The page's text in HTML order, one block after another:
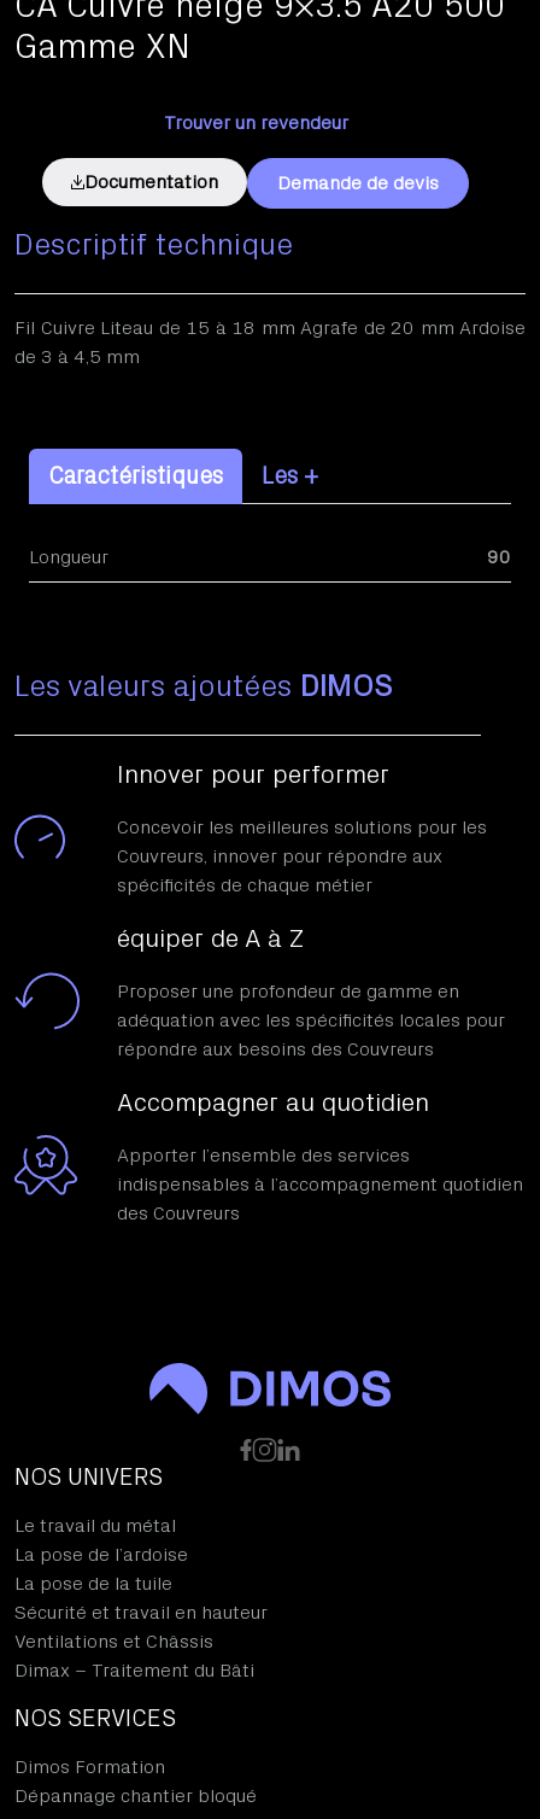
Gamme XN
Trouver un revendeur
Documentation Demande de devis
Descriptif technique
Fil Cuivre Liteau de 15 à 18 mm Agrafe de 20 mm Ardoise
de 3 à 4,5 mm
Caractéristiques Les +
Longueur 90
Les valeurs ajoutées DIMOS
Innover pour performer
Concevoir les meilleures solutions pour les
Couvreurs, innover pour répondre aux
spécificités de chaque métier
équiper de A à Z
Proposer une profondeur de gamme en
adéquation avec les spécificités locales pour
répondre aux besoins des Couvreurs
Accompagner au quotidien
Apporter l’ensemble des services
indispensables à l’accompagnement quotidien
des Couvreurs
NOS UNIVERS
Le travail du métal
La pose de l’ardoise
La pose de la tuile
Sécurité et travail en hauteur
Ventilations et Châssis
Dimax – Traitement du Bâti
NOS SERVICES
Dimos Formation
Dépannage chantier bloqué